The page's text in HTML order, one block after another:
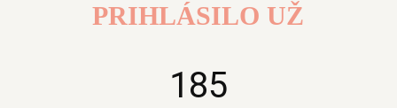
PRIHLÁSILO UŽ
185